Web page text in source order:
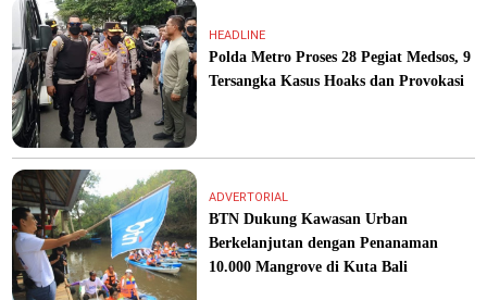
HEADLINE
Polda Metro Proses 28 Pegiat Medsos, 9
Tersangka Kasus Hoaks dan Provokasi
ADVERTORIAL
BTN Dukung Kawasan Urban
Berkelanjutan dengan Penanaman
10.000 Mangrove di Kuta Bali